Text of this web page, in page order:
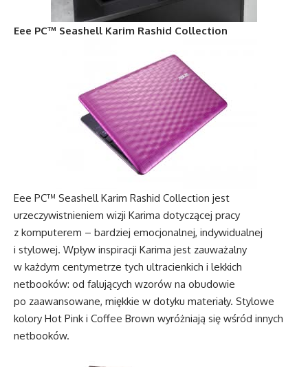
Eee PC™ Seashell Karim Rashid Collection
Eee PC™ Seashell Karim Rashid Collection jest
urzeczywistnieniem wizji Karima dotyczącej pracy
z komputerem – bardziej emocjonalnej, indywidualnej
i stylowej. Wpływ inspiracji Karima jest zauważalny
w każdym centymetrze tych ultracienkich i lekkich
netbooków: od falujących wzorów na obudowie
po zaawansowane, miękkie w dotyku materiały. Stylowe
kolory Hot Pink i Coffee Brown wyróżniają się wśród innych
netbooków.